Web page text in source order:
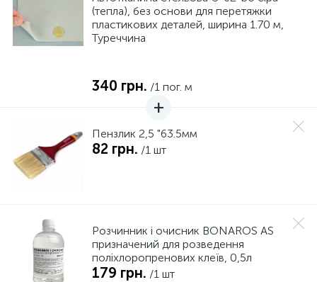
(тепла), без основи для перетяжки
пластикових деталей, ширина 1.70 м,
Туреччина
340 грн. /1 пог. м
Пензлик 2,5 "63.5мм
82 грн. /1 шт
Розчинник і очисник BONAROS AS
призначений для розведення
поліхлоропренових клеїв, 0,5л
179 грн. /1 шт